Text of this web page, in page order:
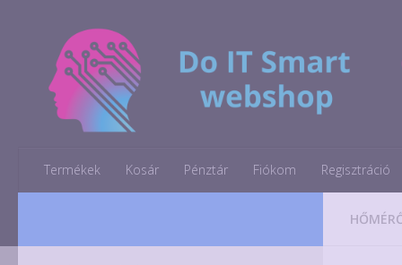
Skip to content
Termékek Kosár Pénztár Fiókom Regisztráció